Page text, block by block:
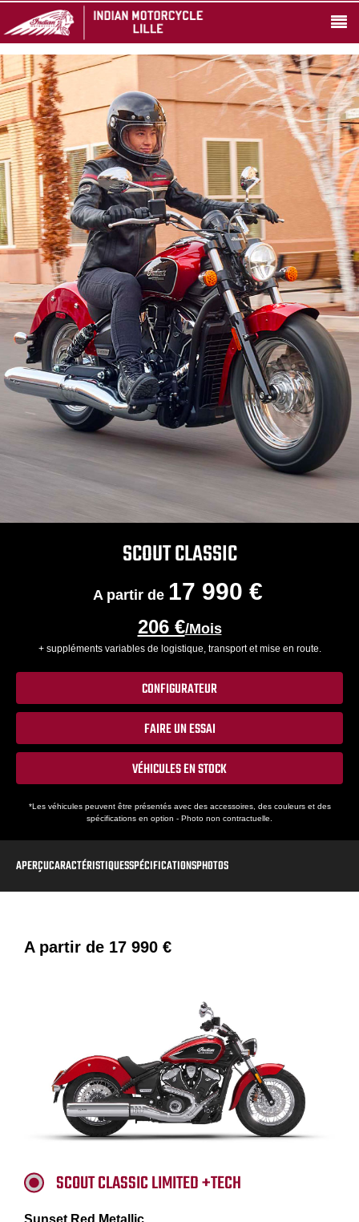
SCOUT CLASSIC
A partir de 17 990 €
206 €/Mois
+ suppléments variables de logistique, transport et mise en route.
CONFIGURATEUR
FAIRE UN ESSAI
VÉHICULES EN STOCK
*Les véhicules peuvent être présentés avec des accessoires, des couleurs et des
spécifications en option - Photo non contractuelle.
APERÇUCARACTÉRISTIQUESSPÉCIFICATIONSPHOTOS
A partir de 17 990 €
SCOUT CLASSIC LIMITED +TECH